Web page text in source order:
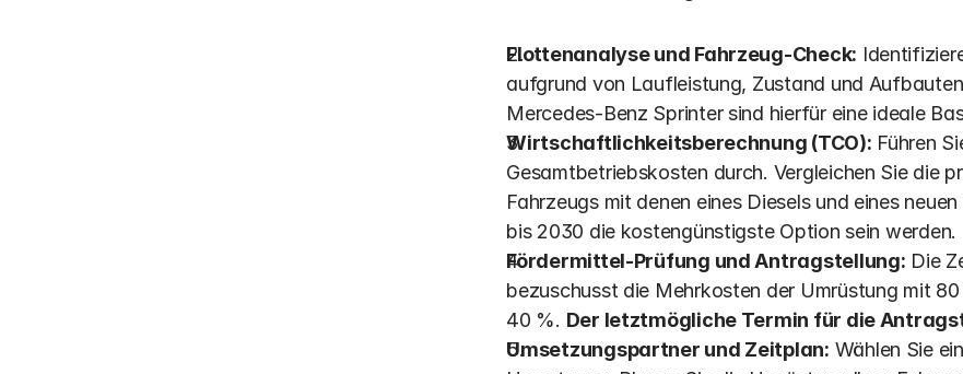
Flottenanalyse und Fahrzeug-Check:
aufgrund von Laufleistung, Zustand und
Mercedes-Benz Sprinter sind hierfür eine ideale
Wirtschaftlichkeitsberechnung (TCO): Führen
Gesamtbetriebskosten durch. Vergleichen Sie die
Fahrzeugs mit denen eines Diesels und eines
bis 2030 die kostengünstigste Option sein werden.
Fördermittel-Prüfung und Antragstellung: Die
bezuschusst die Mehrkosten der Umrüstung mit
40 %. Der letztmögliche Termin für die
Umsetzungspartner und Zeitplan: Wählen Sie